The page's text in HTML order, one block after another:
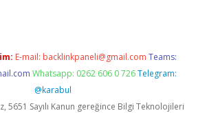
E-mail: backlinkpaneli@gmail.com Teams:
Whatsapp: 0262 606 0 726 Telegram:
@karabul
5651 Sayılı Kanun gereğince Bilgi Teknolojileri